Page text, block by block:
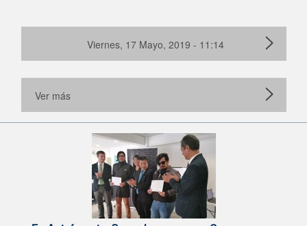
Viernes, 17 Mayo, 2019 - 11:14
Ver más